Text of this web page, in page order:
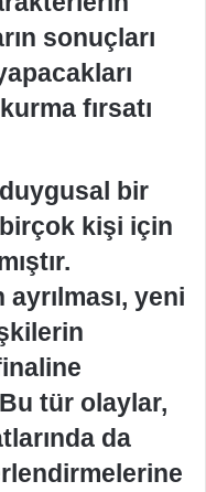
sonuçları
fırsatı
bir
kişi için
yeni
tür olaylar,
da